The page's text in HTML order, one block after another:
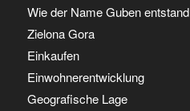
Wie der Name Guben entstand
Zielona Gora
Einkaufen
Einwohnerentwicklung
Geografische Lage